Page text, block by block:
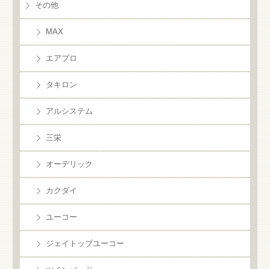
その他
MAX
エアプロ
タキロン
アルシステム
三栄
オーデリック
カクダイ
ユーコー
ジェイトップユーコー